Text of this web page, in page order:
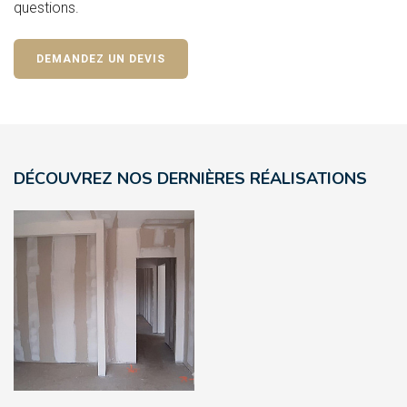
questions.
DEMANDEZ UN DEVIS
DÉCOUVREZ NOS DERNIÈRES RÉALISATIONS